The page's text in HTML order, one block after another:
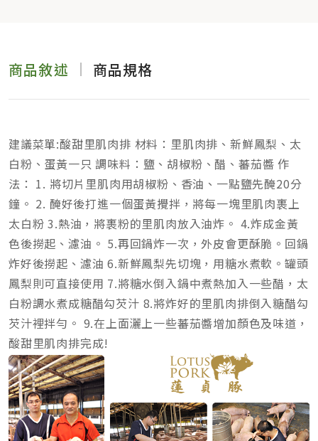
商品敘述 商品規格
建議菜單:酸甜里肌肉排 材料：里肌肉排、新鮮鳳梨、太
白粉、蛋黃一只 調味料：鹽、胡椒粉、醋、蕃茄醬 作
法： 1. 將切片里肌肉用胡椒粉、香油、一點鹽先醃20分
鐘。 2. 醃好後打進一個蛋黃攪拌，將每一塊里肌肉裹上
太白粉 3.熱油，將裹粉的里肌肉放入油炸。 4.炸成金黃
色後撈起、濾油。 5.再回鍋炸一次，外皮會更酥脆。回鍋
炸好後撈起、濾油 6.新鮮鳳梨先切塊，用糖水煮軟。罐頭
鳳梨則可直接使用 7.將糖水倒入鍋中煮熱加入一些醋，太
白粉調水煮成糖醋勾芡汁 8.將炸好的里肌肉排倒入糖醋勾
芡汁裡拌勻。 9.在上面灑上一些蕃茄醬增加顏色及味道，
酸甜里肌肉排完成!